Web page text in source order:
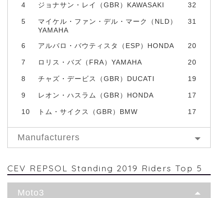
4 ジョナサン・レイ（GBR）KAWASAKI 32
5
マイケル・ファン・デル・マーク（NLD）
YAMAHA
31
6 アルバロ・バウティスタ（ESP）HONDA 20
7 ロリス・バズ（FRA）YAMAHA 20
8 チャズ・デービス（GBR）DUCATI 19
9 レオン・ハスラム（GBR）HONDA 17
10 トム・サイクス（GBR）BMW 17
Manufacturers
CEV REPSOL Standing 2019 Riders Top 5
Moto3